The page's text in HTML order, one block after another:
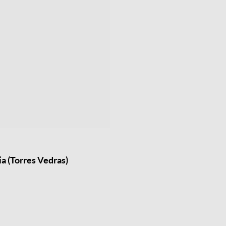
(Torres Vedras)